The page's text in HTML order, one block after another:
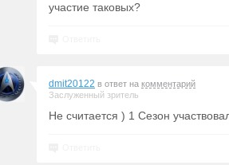
участие таковых?
dmit20122 в ответ на комментарий
Заслуженный зритель
Не считается ) 1 Сезон